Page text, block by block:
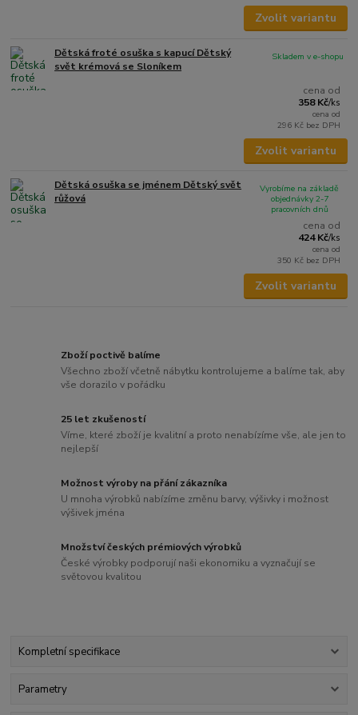
Zvolit variantu
Dětská froté osuška s kapucí Dětský
svět krémová se Sloníkem
cena od
358 Kč/ks
cena od
296 Kč bez DPH
Skladem v e-shopu
Zvolit variantu
Dětská osuška se jménem Dětský svět
růžová
cena od
424 Kč/ks
cena od
350 Kč bez DPH
Vyrobíme na základě
objednávky 2-7
pracovních dnů
Zvolit variantu
Zboží poctivě balíme
Všechno zboží včetně nábytku kontrolujeme a balíme tak, aby
vše dorazilo v pořádku
25 let zkušeností
Víme, které zboží je kvalitní a proto nenabízíme vše, ale jen to
nejlepší
Možnost výroby na přání zákazníka
U mnoha výrobků nabízíme změnu barvy, výšivky i možnost
výšivek jména
Množství českých prémiových výrobků
České výrobky podporují naši ekonomiku a vyznačují se
světovou kvalitou
Kompletní specifikace
Parametry